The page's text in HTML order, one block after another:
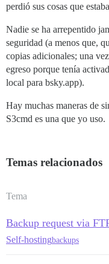
perdió sus cosas que
Nadie se ha arrepentido
seguridad (a menos que,
copias adicionales; una
egreso porque tenía
local para bsky.app).
Hay muchas maneras de
S3cmd es una que yo uso.
Temas relacionados
Tema
Backup request via
Self-hostingbackups